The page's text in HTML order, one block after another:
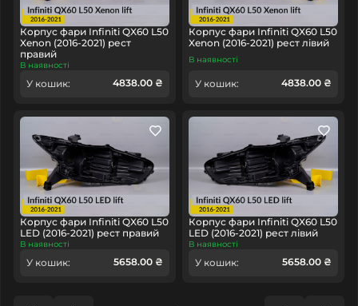
Корпус фари Infiniti QX60 L50
Xenon (2016-2021) рест
правий
В наявності
У кошик: 4838.00 ₴
Корпус фари Infiniti QX60 L50
Xenon (2016-2021) рест лівий
В наявності
У кошик: 4838.00 ₴
Корпус фари Infiniti QX60 L50
LED (2016-2021) рест правий
В наявності
У кошик: 5658.00 ₴
Корпус фари Infiniti QX60 L50
LED (2016-2021) рест лівий
В наявності
У кошик: 5658.00 ₴